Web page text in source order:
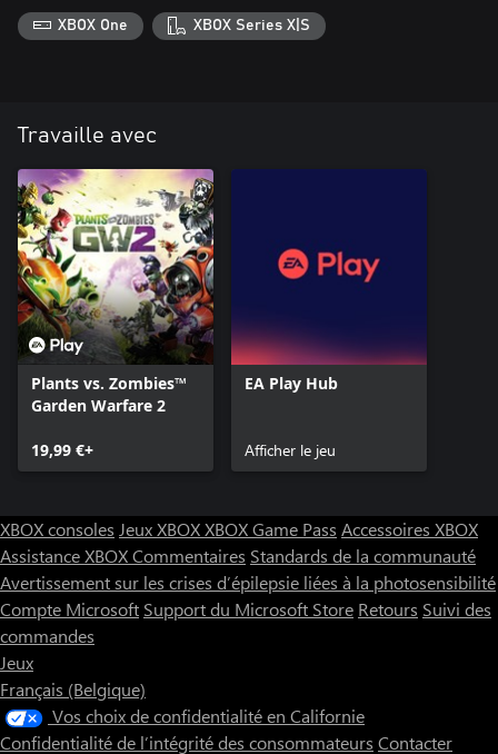
XBOX One XBOX Series X|S
Travaille avec
Plants vs. Zombies™
Garden Warfare 2
19,99 €+
EA Play Hub
Afficher le jeu
XBOX consoles Jeux XBOXXBOX Game Pass Accessoires XBOX
Assistance XBOXCommentaires Standards de la communauté
Avertissement sur les crises d’épilepsie liées à la photosensibilité
Compte Microsoft Support du Microsoft Store Retours Suivi des
commandes
Jeux
Français (Belgique)
Vos choix de confidentialité en Californie
Confidentialité de l’intégrité des consommateurs Contacter